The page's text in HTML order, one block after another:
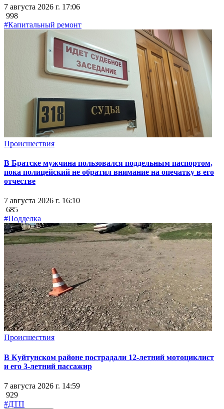
7 августа 2026 г. 17:06
998
#Капитальный ремонт
Происшествия
В Братске мужчина пользовался поддельным паспортом,
пока полицейский не обратил внимание на опечатку в его
отчестве
7 августа 2026 г. 16:10
685
#Подделка
Происшествия
В Куйтунском районе пострадали 12-летний мотоциклист
и его 3-летний пассажир
7 августа 2026 г. 14:59
929
#ДТП